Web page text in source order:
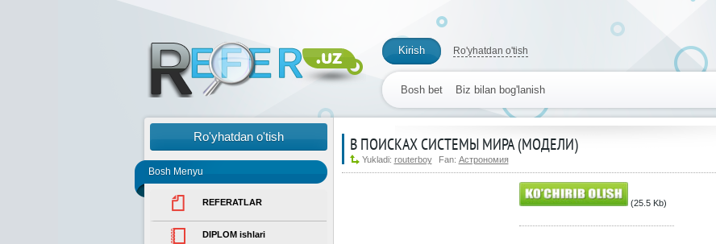
Kirish Ro'yhatdan o'tish
Bosh bet Biz bilan bog'lanish
Ro'yhatdan o'tish
Bosh Menyu
REFERATLAR
DIPLOM ishlari
В ПОИСКАХ СИСТЕМЫ МИРА (МОДЕЛИ)
Yukladi: routerboy Fan: Астрономия
(25.5 Kb)